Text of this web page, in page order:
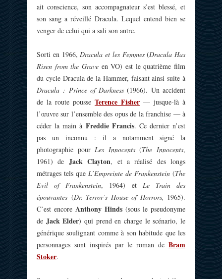
ait conscience, son accompagnateur s’est blessé, et
son sang a réveillé Dracula. Lequel entend bien se
venger de celui qui a sali son antre.
Sorti en 1966,Dracula et les Femmes(Dracula Has
Risen from the Grave en VO) est le quatrième film
du cycle Dracula de la Hammer, faisant ainsi suite à
Dracula : Prince of Darkness (1966). Un accident
de la route pousse Terence Fisher — jusque-là à
l’œuvre sur l’ensemble des opus de la franchise — à
céder la main à Freddie Francis. Ce dernier n’est
pas un inconnu : il a notamment signé la
photographie pourLes Innocents(The Innocents,
1961) de Jack Clayton, et a réalisé des longs
métrages tels que L’Empreinte de Frankenstein (The
Evil of Frankenstein, 1964) et Le Train des
épouvantes (Dr. Terror’s House of Horrors, 1965).
C’est encore Anthony Hinds (sous le pseudonyme
de Jack Elder) qui prend en charge le scénario, le
générique soulignant comme à son habitude que les
personnages sont inspirés par le roman de Bram
Stoker.